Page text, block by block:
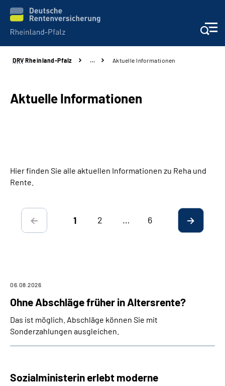
Unsere Leistungen
Beratung
Presse
Inhalte in Gebärdensprache (DGS)
Suche
Mein Kundenportal
DRV Rheinland-Pfalz … Aktuelle Informationen
Aktuelle Informationen
Hier finden Sie alle aktuellen Informationen zu Reha und
Rente.
1 2 … 6
Ohne Abschläge früher in Altersrente?
06.08.2026
Das ist möglich. Abschläge können Sie mit
Sonderzahlungen ausgleichen.
Sozialministerin erlebt moderne